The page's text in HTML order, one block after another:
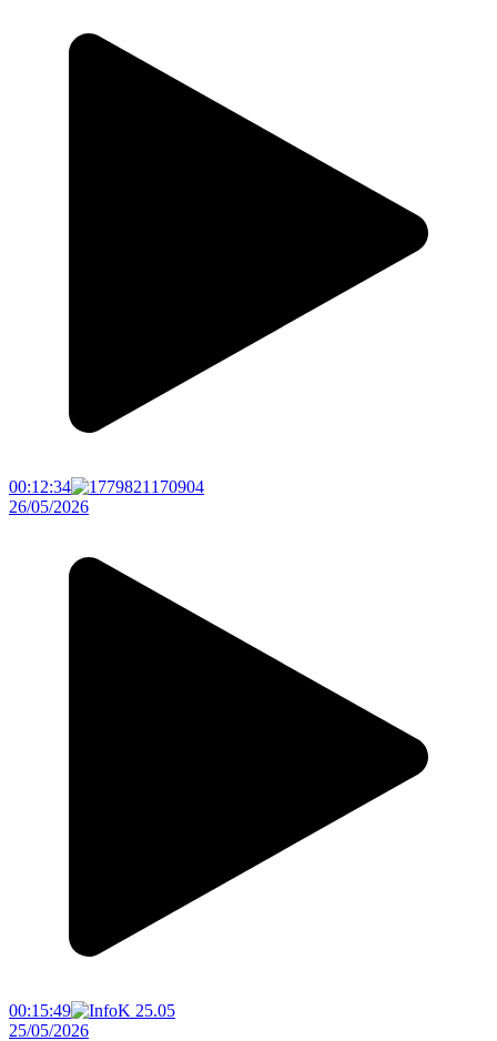
00:12:34
26/05/2026
00:15:49
25/05/2026